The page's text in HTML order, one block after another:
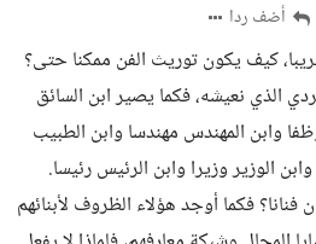
أضف ردا
كيف يكون توريث الفن ممكنا حتى؟
الذي نعيشه، فكما يصير ابن السائق
وابن المهندس مهندسا وابن الطبيب
وابن الوزير وزيرا وابن الرئيس رئيسا.
فنانا؟ فكما أوجد هؤلاء الظروف لأبنائهم